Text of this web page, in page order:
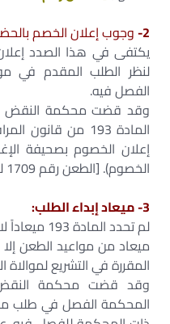
2- وجوب إعلان الخصم
يكتفى في هذا الصدد
لنظر الطلب المقدم في
الفصل فيه.
وقد قضت محكمة النقض
المادة 193 من
إعلان الخصوم بصحيفة
الخصوم). [الطعن رقم 1709 لسنة 72 ق]
3- ميعاد إبداء الطلب:
لم تحدد
ميعاد من مواعيد الطعن إلا
المقررة في التشريع لموالاة
وقد قضت محكمة
المحكمة الفصل في طلب